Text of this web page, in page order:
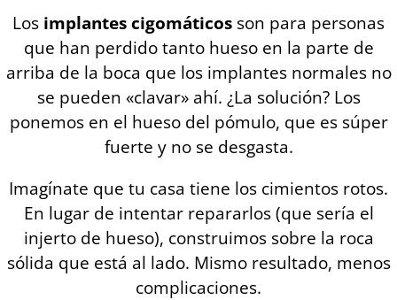
Los implantes cigomáticos son para personas
que han perdido tanto hueso en la parte de
arriba de la boca que los implantes normales no
se pueden «clavar» ahí. ¿La solución? Los
ponemos en el hueso del pómulo, que es súper
fuerte y no se desgasta.
Imagínate que tu casa tiene los cimientos rotos.
En lugar de intentar repararlos (que sería el
injerto de hueso), construimos sobre la roca
sólida que está al lado. Mismo resultado, menos
complicaciones.